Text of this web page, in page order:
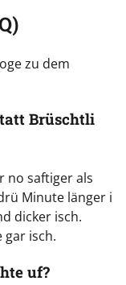
zu dem
Brüschtli
no saftiger als
Minute länger i
dicker isch.
gar isch.
uf?